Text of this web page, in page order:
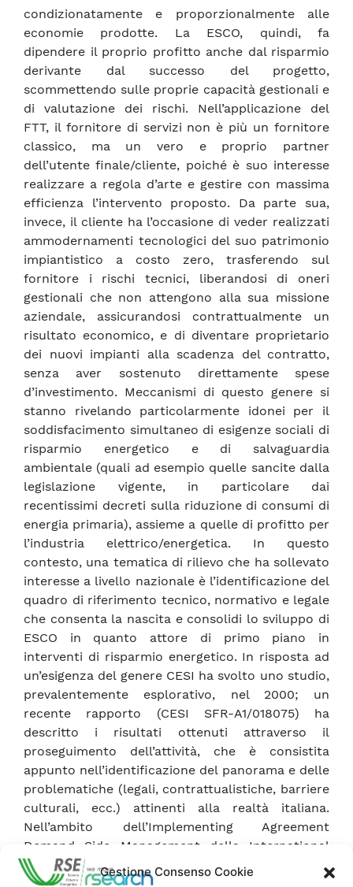
Gestione Consenso Cookie
condizionatamente e proporzionalmente alle
economie prodotte. La ESCO, quindi, fa
dipendere il proprio profitto anche dal risparmio
derivante dal successo del progetto,
scommettendo sulle proprie capacità gestionali e
di valutazione dei rischi. Nell’applicazione del
FTT, il fornitore di servizi non è più un fornitore
classico, ma un vero e proprio partner
dell’utente finale/cliente, poiché è suo interesse
realizzare a regola d’arte e gestire con massima
efficienza l’intervento proposto. Da parte sua,
invece, il cliente ha l’occasione di veder realizzati
ammodernamenti tecnologici del suo patrimonio
impiantistico a costo zero, trasferendo sul
fornitore i rischi tecnici, liberandosi di oneri
gestionali che non attengono alla sua missione
aziendale, assicurandosi contrattualmente un
risultato economico, e di diventare proprietario
dei nuovi impianti alla scadenza del contratto,
senza aver sostenuto direttamente spese
d’investimento. Meccanismi di questo genere si
stanno rivelando particolarmente idonei per il
soddisfacimento simultaneo di esigenze sociali di
risparmio energetico e di salvaguardia
ambientale (quali ad esempio quelle sancite dalla
legislazione vigente, in particolare dai
recentissimi decreti sulla riduzione di consumi di
energia primaria), assieme a quelle di profitto per
l’industria elettrico/energetica. In questo
contesto, una tematica di rilievo che ha sollevato
interesse a livello nazionale è l’identificazione del
quadro di riferimento tecnico, normativo e legale
che consenta la nascita e consolidi lo sviluppo di
ESCO in quanto attore di primo piano in
interventi di risparmio energetico. In risposta ad
un’esigenza del genere CESI ha svolto uno studio,
prevalentemente esplorativo, nel 2000; un
recente rapporto (CESI SFR-A1/018075) ha
descritto i risultati ottenuti attraverso il
proseguimento dell’attività, che è consistita
appunto nell’identificazione del panorama e delle
problematiche (legali, contrattualistiche, barriere
culturali, ecc.) attinenti alla realtà italiana.
Nell’ambito dell’Implementing Agreement
Demand Side Management della International
Energy Agency (IEA/DSM) si è recentemente
costituito un gruppo di lavoro internazionale, di